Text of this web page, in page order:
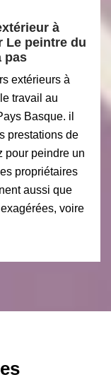
à
Le peintre du
pas
extérieurs à
travail au
Basque. il
prestations de
pour peindre un
propriétaires
aussi que
voire